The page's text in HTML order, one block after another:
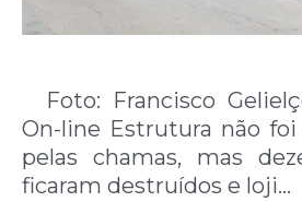
Foto: Francisco
On-line Estrutura não
pelas chamas, mas
ficaram destruídos e loji…